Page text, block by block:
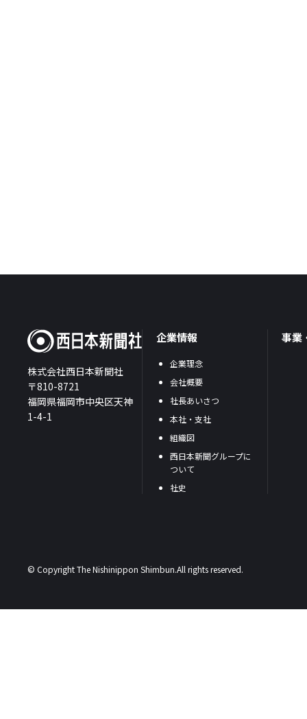
株式会社西日本新聞社
〒810-8721
福岡県福岡市中央区天神
1-4-1
企業情報
企業理念
会社概要
社長あいさつ
本社・支社
組織図
西日本新聞グループに
ついて
社史
事業
© Copyright The Nishinippon Shimbun.All rights reserved.